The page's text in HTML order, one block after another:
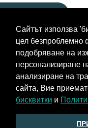
Сайтът използва
цел безпроблемно
подобряване на
персонализиране
анализиране на
сайта, Вие
бисквитки и
Назад
TECT DACIA